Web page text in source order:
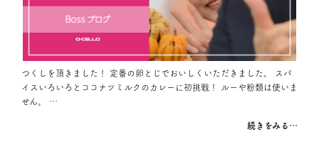
つくしを頂きました！ 定番の卵とじでおいしくいただきました。 スパ
イスいろいろとココナツミルクのカレーに初挑戦！ ルーや粉類は使いま
せん。 …
続きをみる…